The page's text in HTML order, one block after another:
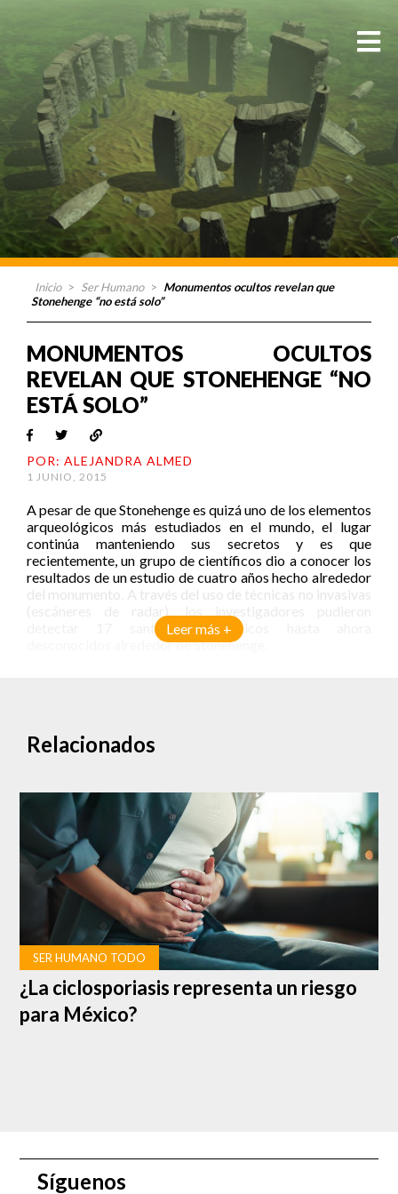
Inicio > Ser Humano > Monumentos ocultos revelan que
Stonehenge “no está solo”
Leer más +
MONUMENTOS OCULTOS
REVELAN QUE STONEHENGE “NO
ESTÁ SOLO”
POR: ALEJANDRA ALMED
1 JUNIO, 2015
A pesar de que Stonehenge es quizá uno de los elementos
arqueológicos más estudiados en el mundo, el lugar
continúa manteniendo sus secretos y es que
recientemente, un grupo de científicos dio a conocer los
resultados de un estudio de cuatro años hecho alrededor
del monumento. A través del uso de técnicas no invasivas
detectar 17 santuarios neolíticos hasta ahora
desconocidos alrededor de Stonehenge.
un montón de actividad ritual alrededor de él.
¿Qué se encontró?
círculo concéntrico, al igual que Stonehenge.
Relacionados
SER HUMANO TODO
¿La ciclosporiasis representa un riesgo
para México?
Síguenos